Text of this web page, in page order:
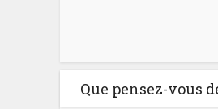
Que pensez-vous